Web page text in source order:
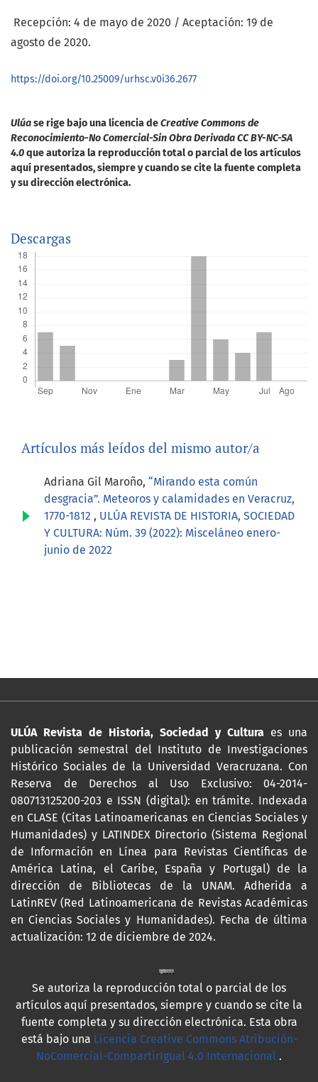
Recepción: 4 de mayo de 2020 / Aceptación: 19 de
agosto de 2020.
https://doi.org/10.25009/urhsc.v0i36.2677
Ulúase rige bajo una licencia deCreative Commons de
Reconocimiento-No Comercial-Sin Obra Derivada CC BY-NC-SA
4.0que autoriza la reproducción total o parcial de los artículos
aquí presentados, siempre y cuando se cite la fuente completa
y su dirección electrónica.
Descargas
Artículos más leídos del mismo autor/a
Adriana Gil Maroño, “Mirando esta común
desgracia”. Meteoros y calamidades en Veracruz,
1770-1812 , ULÚA REVISTA DE HISTORIA, SOCIEDAD
Y CULTURA: Núm. 39 (2022): Misceláneo enero-
junio de 2022
ULÚA Revista de Historia, Sociedad y Cultura es una
publicación semestral del Instituto de Investigaciones
Histórico Sociales de la Universidad Veracruzana. Con
Reserva de Derechos al Uso Exclusivo: 04-2014-
080713125200-203 e ISSN (digital): en trámite. Indexada
en CLASE (Citas Latinoamericanas en Ciencias Sociales y
Humanidades) y LATINDEX Directorio (Sistema Regional
de Información en Línea para Revistas Científicas de
América Latina, el Caribe, España y Portugal) de la
dirección de Bibliotecas de la UNAM. Adherida a
LatinREV (Red Latinoamericana de Revistas Académicas
en Ciencias Sociales y Humanidades). Fecha de última
actualización: 12 de diciembre de 2024.
Se autoriza la reproducción total o parcial de los
artículos aquí presentados, siempre y cuando se cite la
fuente completa y su dirección electrónica. Esta obra
está bajo una Licencia Creative Commons Atribución-
NoComercial-CompartirIgual 4.0 Internacional .